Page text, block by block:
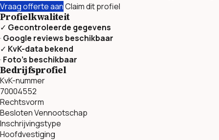
Vraag offerte aanClaim dit profiel
Profielkwaliteit
✓ Gecontroleerde gegevens
· Google reviews beschikbaar
✓ KvK-data bekend
· Foto’s beschikbaar
Bedrijfsprofiel
KvK-nummer
70004552
Rechtsvorm
Besloten Vennootschap
Inschrijvingstype
Hoofdvestiging